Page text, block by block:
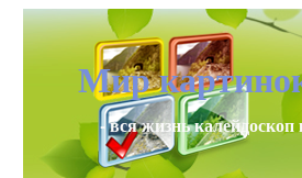
Мир
- вся жизнь калейдоскоп